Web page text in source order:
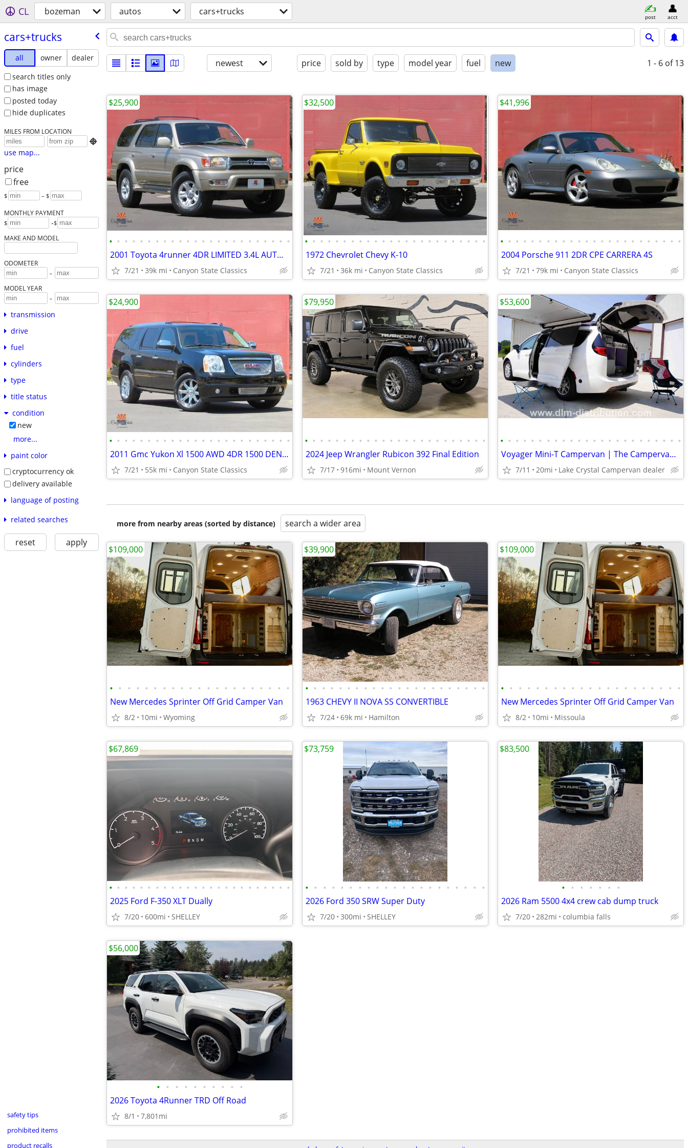
CL bozeman autos cars+trucks post acct
cars+trucks
all owner
dealer
search titles only
has image
posted today
hide duplicates
MILES FROM LOCATION

use map...
price
free
$ – $
MONTHLY PAYMENT
$ -$
MAKE AND MODEL
ODOMETER
-
MODEL YEAR
-
transmission
drive
fuel
cylinders
type
title status
condition
new
more...
paint color
cryptocurrency ok
delivery available
language of posting
related searches
reset apply
safety tips
prohibited items
product recalls
newest price sold by type model year fuel new 1 - 6 of 13
• • • • • • • • • • • • • • • • • • • • • • • •
2001 Toyota 4runner 4DR LIMITED 3.4L AUTO (NATL)
7/21 39k mi Canyon State Classics
$25,900
• • • • • • • • • • • • • • • • • • • • • • • •
1972 Chevrolet Chevy K-10
7/21 36k mi Canyon State Classics
$32,500
• • • • • • • • • • • • • • • • • • • • • • • •
2004 Porsche 911 2DR CPE CARRERA 4S
7/21 79k mi Canyon State Classics
$41,996
• • • • • • • • • • • • • • • • • • • • • • • •
2011 Gmc Yukon Xl 1500 AWD 4DR 1500 DENALI
7/21 55k mi Canyon State Classics
$24,900
• • • • • • • • • • • • • • • • • • • • • • • •
2024 Jeep Wrangler Rubicon 392 Final Edition
7/17 916mi Mount Vernon
$79,950
• • • • • • • • • • • • • • • • • • • • • • • •
Voyager Mini-T Campervan | The Campervan You Can Actually Use Every Da
7/11 20mi Lake Crystal Campervan dealer
$53,600
more from nearby areas (sorted by distance) search a wider area
• • • • • • • • • • • • • • • • • • • • •
New Mercedes Sprinter Off Grid Camper Van
8/2 10mi Wyoming
$109,000
• • • • • • • • • • • • • • • • • • • • • •
1963 CHEVY II NOVA SS CONVERTIBLE
7/24 69k mi Hamilton
$39,900
• • • • • • • • • • • • • • • • • • • • •
New Mercedes Sprinter Off Grid Camper Van
8/2 10mi Missoula
$109,000
• • • • • • • • • • • • • • • • • • • • • • • •
2025 Ford F-350 XLT Dually
7/20 600mi SHELLEY
$67,869
• • • • • • • • • • • • • • • • • • • • •
2026 Ford 350 SRW Super Duty
7/20 300mi SHELLEY
$73,759
• • • • • • •
2026 Ram 5500 4x4 crew cab dump truck
7/20 282mi columbia falls
$83,500
• • • • • • • • • •
2026 Toyota 4Runner TRD Off Road
8/1 7,801mi
$56,000